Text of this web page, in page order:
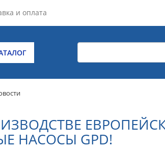
и оплата
НАСОСЫ GPD!